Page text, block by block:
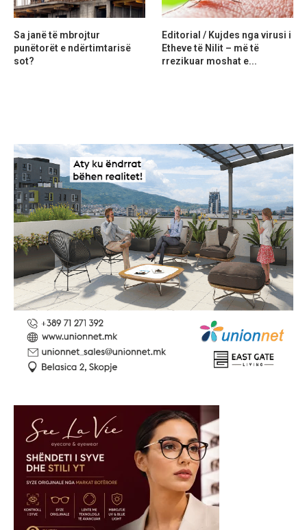
Sa janë të mbrojtur
punëtorët e ndërtimtarisë
sot?
Editorial / Kujdes nga virusi i
Etheve të Nilit – më të
rrezikuar moshat e...